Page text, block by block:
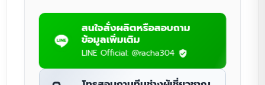
สนใจสั่งผลิตหรือสอบถาม
ข้อมูลเพิ่มเติม
LINE Official: @racha304